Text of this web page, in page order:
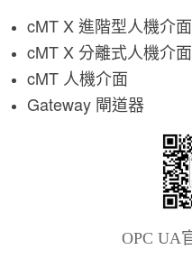
cMT X 進階型人機介面
cMT X 分離式人機介面
cMT 人機介面
Gateway 閘道器
OPC UA